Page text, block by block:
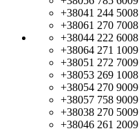
+38041 244 5008
+38061 270 7008
+38044 222 6008
+38064 271 1009
+38051 272 7009
+38053 269 1008
+38054 270 9009
+38057 758 9009
+38038 270 5009
+38046 261 2009